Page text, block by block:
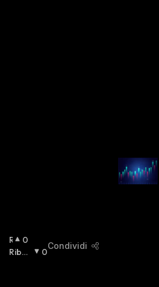
R
I
0
Ribas
0
Condividi